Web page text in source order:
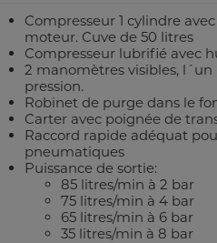
Compresseur 1 cylindre
moteur. Cuve de 50 litres
Compresseur lubrifié avec
2 manomètres visibles,
pression.
Robinet de purge dans le
Carter avec poignée de
Raccord rapide adéquat
pneumatiques
Puissance de sortie:
85 litres/min à 2 bar
75 litres/min à 4 bar
65 litres/min à 6 bar
35 litres/min à 8 bar